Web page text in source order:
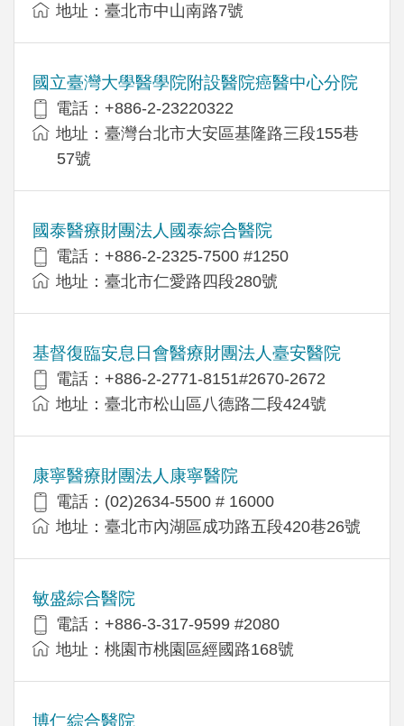
地址：臺北市中山南路7號
國立臺灣大學醫學院附設醫院癌醫中心分院
電話：+886-2-23220322
地址：臺灣台北市大安區基隆路三段155巷
57號
國泰醫療財團法人國泰綜合醫院
電話：+886-2-2325-7500 #1250
地址：臺北市仁愛路四段280號
基督復臨安息日會醫療財團法人臺安醫院
電話：+886-2-2771-8151#2670-2672
地址：臺北市松山區八德路二段424號
康寧醫療財團法人康寧醫院
電話：(02)2634-5500 # 16000
地址：臺北市內湖區成功路五段420巷26號
敏盛綜合醫院
電話：+886-3-317-9599 #2080
地址：桃園市桃園區經國路168號
博仁綜合醫院